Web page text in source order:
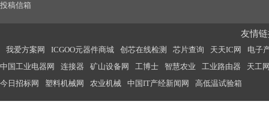
投稿信箱
友情
我爱方案网 ICGOO元器件商城 创芯在线检测 芯片查询 天天IC网
电子
中国工业电器网
连接器 矿山设备网 工博士 智慧农业 工业路由器
天工
今日招标网
塑料机械网 农业机械 中国IT产经新闻网 高低温试验箱